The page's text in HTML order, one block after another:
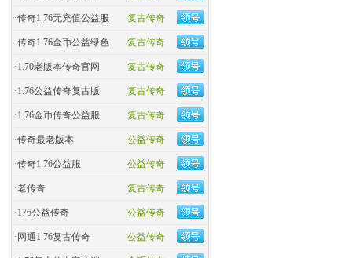
复古传奇
·传奇1.76无充值公益服
复古传奇
·传奇1.76金币公益绿色
复古传奇
·1.70老版本传奇官网
复古传奇
·1.76公益传奇复古版
复古传奇
·​1.76金币传奇公益服
公益传奇
·​传奇最老版本
公益传奇
·传奇1.76公益服
复古传奇
·老传奇
公益传奇
·176公益传奇
公益传奇
· 网通1.76复古传奇